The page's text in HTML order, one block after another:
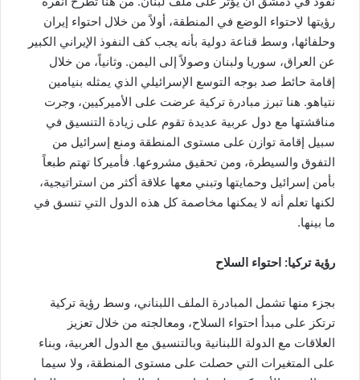
رؤيتها لاحتواء الوضع في المنطقة، أولاً من خلال احتواء إيران
وحلفائها، وسط قناعة دولية بأنه يجب كف النفوذ الإيراني الكبير
عن العراق، سوريا ولبنان وصولاً إلى اليمن. وثانياً، من خلال
إقامة حائط صد بوجه التوسع الإسرائيلي الذي يمثله بنيامين
نتياهو. هنا تبرز مبادرة تركية عرضت على الأميركيين، وجرت
مناقشتها مع دول عربية عديدة تقوم على زيادة التنسيق في
سبيل إقامة توازن على مستوى المنطقة ومنع إسرائيل من
التفوق والسيطرة، ومن تحقيق مشروعها. فأميركا تهتم طبعاً
بأمن إسرائيل وحمايتها وتبني معها علاقة أكثر من استراتيجية،
لكنها تعلم أنه لا يمكنها مخاصمة كل هذه الدول التي تنسق في
ما بينها.
رؤية تركيا: احتواء السلاح
بجزء منها تشمل المبادرة الملف اللبناني، وسط رؤية تركية
ترتكز على مبدأ احتواء السلاح، ومعالجته من خلال تعزيز
العلاقات مع الدولة اللبنانية وبالتنسيق مع الدول العربية، وبناء
على المتغيرات التي حصلت على مستوى المنطقة، ولا سيما